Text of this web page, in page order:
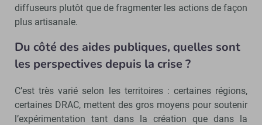
diffuseurs plutôt que de fragmenter les actions de façon
plus artisanale.
Du côté des aides publiques, quelles sont
les perspectives depuis la crise ?
C’est très varié selon les territoires : certaines régions,
certaines DRAC, mettent des gros moyens pour soutenir
l’expérimentation tant dans la création que dans la